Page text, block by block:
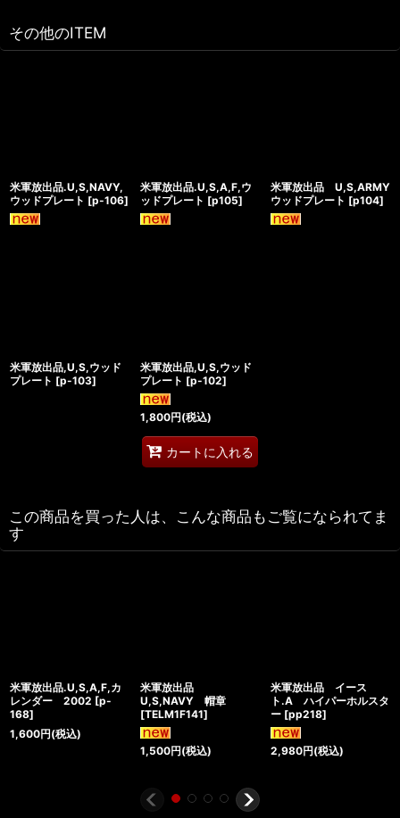
その他のITEM
米軍放出品.U,S,NAVY,
ウッドプレート [p-106]
米軍放出品.U,S,A,F,ウ
ッドプレート [p105]
米軍放出品 U,S,ARMY
ウッドプレート [p104]
米軍放出品,U,S,ウッド
プレート [p-103]
米軍放出品,U,S,ウッド
プレート [p-102]
1,800円(税込)
カートに入れる
この商品を買った人は、こんな商品もご覧になられてま
す
米軍放出品.U,S,A,F,カ
レンダー 2002 [p-
168]
1,600円(税込)
米軍放出品
U,S,NAVY 帽章
[TELM1F141]
1,500円(税込)
米軍放出品 イース
ト.A ハイパーホルスタ
ー [pp218]
2,980円(税込)